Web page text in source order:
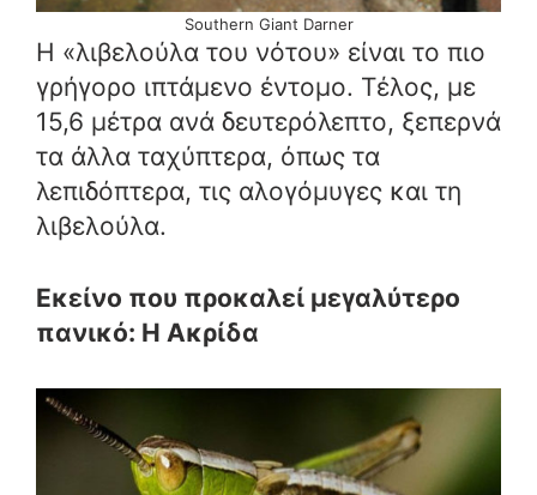
Southern Giant Darner
Η «λιβελούλα του νότου» είναι το πιο
γρήγορο ιπτάμενο έντομο. Τέλος, με
15,6 μέτρα ανά δευτερόλεπτο, ξεπερνά
τα άλλα ταχύπτερα, όπως τα
λεπιδόπτερα, τις αλογόμυγες και τη
λιβελούλα.
Εκείνο που προκαλεί μεγαλύτερο
πανικό: Η Ακρίδα